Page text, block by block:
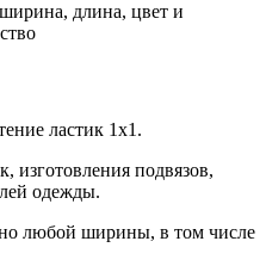
длина, цвет и
ластик 1х1.
изготовления подвязов,
одежды.
любой ширины, в том числе